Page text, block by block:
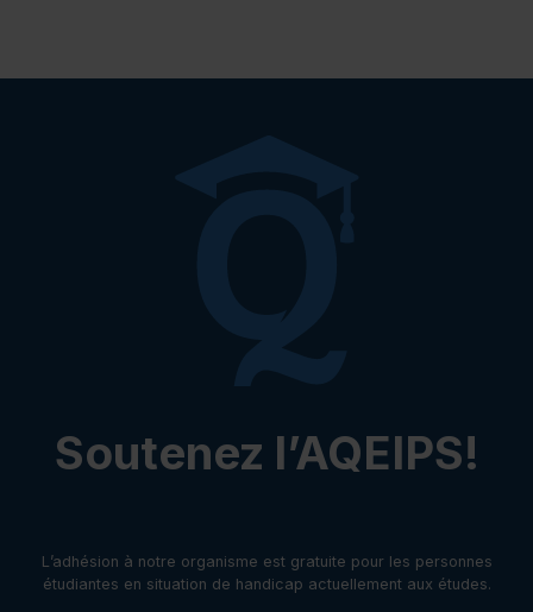
Soutenez l’AQEIPS!
L’adhésion à notre organisme est gratuite pour les personnes
étudiantes en situation de handicap actuellement aux études.